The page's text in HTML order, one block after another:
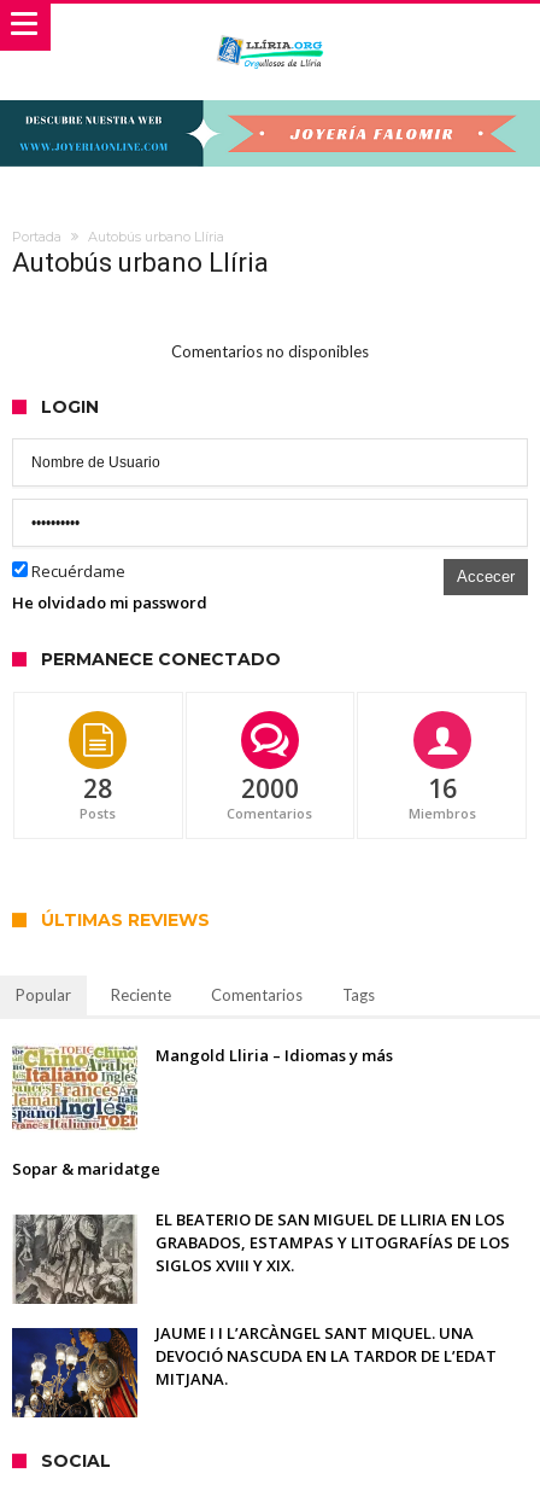
Portada Autobús urbano Llíria
Autobús urbano Llíria
Comentarios no disponibles
LOGIN
Recuérdame Accecer
He olvidado mi password
PERMANECE CONECTADO
28
Posts
2000
Comentarios
16
Miembros
ÚLTIMAS REVIEWS
Popular Reciente Comentarios Tags
Mangold Lliria – Idiomas y más
Sopar & maridatge
EL BEATERIO DE SAN MIGUEL DE LLIRIA EN LOS
GRABADOS, ESTAMPAS Y LITOGRAFÍAS DE LOS
SIGLOS XVIII Y XIX.
JAUME I I L’ARCÀNGEL SANT MIQUEL. UNA
DEVOCIÓ NASCUDA EN LA TARDOR DE L’EDAT
MITJANA.
SOCIAL